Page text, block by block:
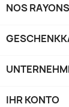
NOS RAYONS
IHR KONTO